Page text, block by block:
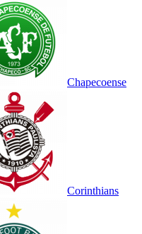
Chapecoense
Corinthians